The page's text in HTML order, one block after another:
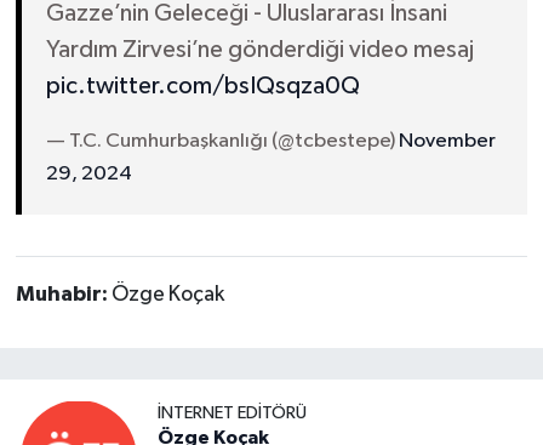
Gazze’nin Geleceği - Uluslararası İnsani
Yardım Zirvesi’ne gönderdiği video mesaj
pic.twitter.com/bsIQsqza0Q
— T.C. Cumhurbaşkanlığı (@tcbestepe) November
29, 2024
Muhabir: Özge Koçak
İNTERNET EDITÖRÜ
Özge Koçak